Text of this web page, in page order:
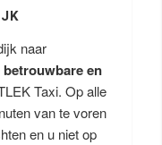
naar
betrouwbare en
Taxi. Op alle
van te voren
en u niet op